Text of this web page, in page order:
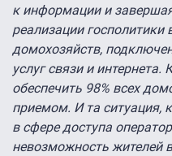
к информации и
реализации госполитики
домохозяйств,
услуг связи и
обеспечить 98% всех
приемом. И та ситуация,
в сфере доступа
невозможность жителей